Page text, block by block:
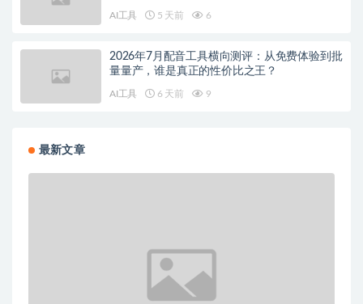
AI工具 5 天前 6
2026年7月配音工具横向测评：从免费体验到批
量量产，谁是真正的性价比之王？
AI工具 6 天前 9
最新文章